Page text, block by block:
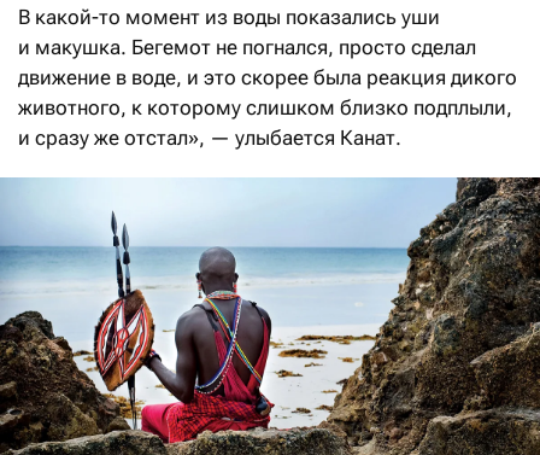
В какой-то момент из воды показались уши
и макушка. Бегемот не погнался, просто сделал
движение в воде, и это скорее была реакция дикого
животного, к которому слишком близко подплыли,
и сразу же отстал», — улыбается Канат.